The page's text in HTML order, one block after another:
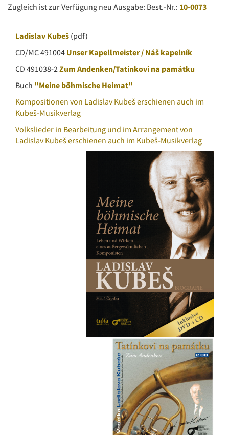
Zugleich ist zur Verfügung neu Ausgabe: Best.-Nr.: 10-0073
Ladislav Kubeš (pdf)
CD/MC 491004 Unser Kapellmeister / Náš kapelník
CD 491038-2Zum Andenken/Tatínkovi na památku
Buch "Meine böhmische Heimat"
Kompositionen von Ladislav Kubeš erschienen auch im
Kubeš-Musikverlag
Volkslieder in Bearbeitung und im Arrangement von
Ladislav Kubeš erschienen auch im Kubeš-Musikverlag